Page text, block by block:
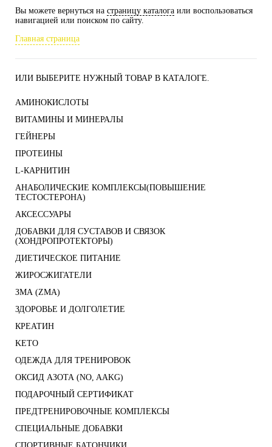
Вы можете вернуться на страницу каталога или воспользоваться
навигацией или поиском по сайту.
Главная страница
ИЛИ ВЫБЕРИТЕ НУЖНЫЙ ТОВАР В КАТАЛОГЕ.
АМИНОКИСЛОТЫ
ВИТАМИНЫ И МИНЕРАЛЫ
ГЕЙНЕРЫ
ПРОТЕИНЫ
L-КАРНИТИН
АНАБОЛИЧЕСКИЕ КОМПЛЕКСЫ(ПОВЫШЕНИЕ
ТЕСТОСТЕРОНА)
АКСЕССУАРЫ
ДОБАВКИ ДЛЯ СУСТАВОВ И СВЯЗОК
(ХОНДРОПРОТЕКТОРЫ)
ДИЕТИЧЕСКОЕ ПИТАНИЕ
ЖИРОСЖИГАТЕЛИ
ЗМА (ZMA)
ЗДОРОВЬЕ И ДОЛГОЛЕТИЕ
КРЕАТИН
KETO
ОДЕЖДА ДЛЯ ТРЕНИРОВОК
ОКСИД АЗОТА (NO, AAKG)
ПОДАРОЧНЫЙ СЕРТИФИКАТ
ПРЕДТРЕНИРОВОЧНЫЕ КОМПЛЕКСЫ
СПЕЦИАЛЬНЫЕ ДОБАВКИ